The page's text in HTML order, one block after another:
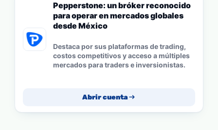
Pepperstone: un bróker reconocido
para operar en mercados globales
desde México
Destaca por sus plataformas de trading,
costos competitivos y acceso a múltiples
mercados para traders e inversionistas.
Abrir cuenta